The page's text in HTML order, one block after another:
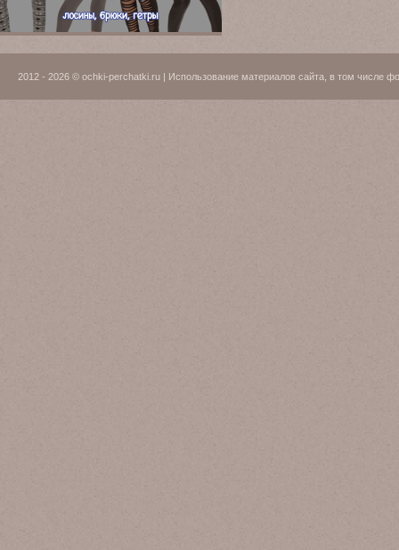
2012 - 2026 © ochki-perchatki.ru | Использование материалов сайта, в том числе